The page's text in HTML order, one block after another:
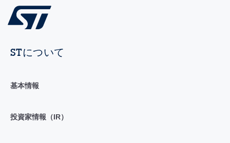
STについて
基本情報
投資家情報（IR）